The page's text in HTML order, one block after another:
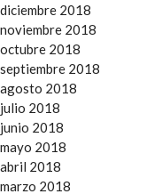
diciembre 2018
noviembre 2018
octubre 2018
septiembre 2018
agosto 2018
julio 2018
junio 2018
mayo 2018
abril 2018
marzo 2018